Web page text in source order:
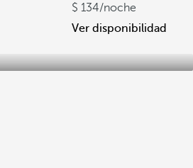
134/noche
Ver disponibilidad